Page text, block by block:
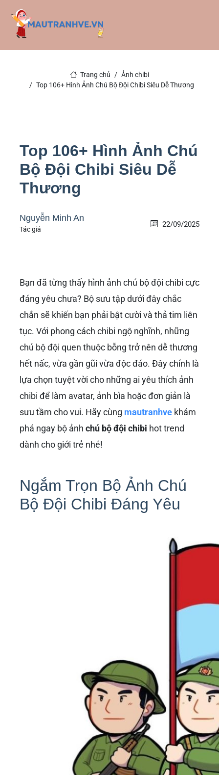
Trang chủ
Ảnh chibi
Top 106+ Hình Ảnh Chú Bộ Đội Chibi Siêu Dễ Thương
Top 106+ Hình Ảnh Chú
Bộ Đội Chibi Siêu Dễ
Thương
Nguyễn Minh An
Tác giả
22/09/2025
Bạn đã từng thấy hình ảnh chú bộ đội chibi cực
đáng yêu chưa? Bộ sưu tập dưới đây chắc
chắn sẽ khiến bạn phải bật cười và thả tim liên
tục. Với phong cách chibi ngộ nghĩnh, những
chú bộ đội quen thuộc bỗng trở nên dễ thương
hết nấc, vừa gần gũi vừa độc đáo. Đây chính là
lựa chọn tuyệt vời cho những ai yêu thích ảnh
chibi để làm avatar, ảnh bìa hoặc đơn giản là
sưu tầm cho vui. Hãy cùng mautranhve khám
phá ngay bộ ảnh chú bộ đội chibi hot trend
dành cho giới trẻ nhé!
Ngắm Trọn Bộ Ảnh Chú
Bộ Đội Chibi Đáng Yêu